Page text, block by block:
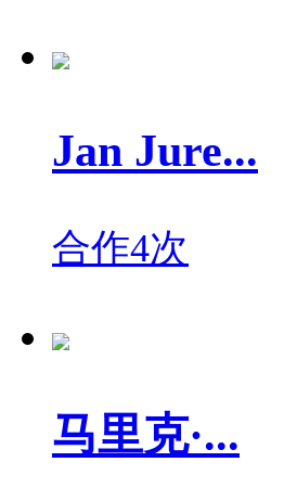
Jan Jure...
合作4次
马里克·...